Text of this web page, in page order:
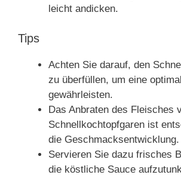
leicht andicken.
Tips
Achten Sie darauf, den
zu überfüllen, um eine
gewährleisten.
Das Anbraten des Fleisches
Schnellkochtopfgaren ist
die Geschmacksentwicklung.
Servieren Sie dazu frisches
die köstliche Sauce